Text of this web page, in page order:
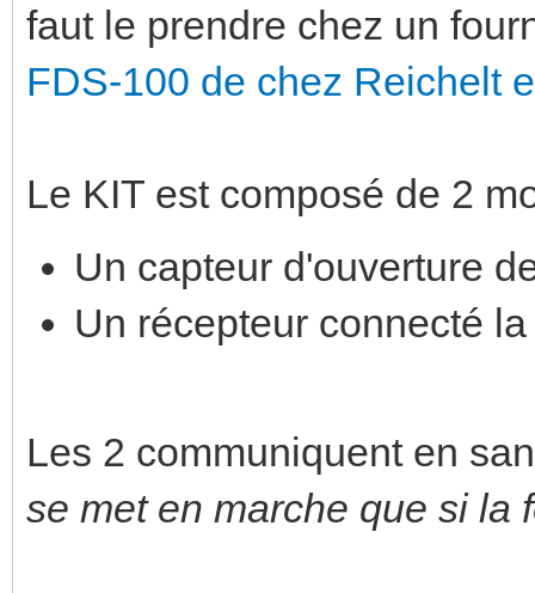
faut le prendre chez un
FDS-100 de chez Reichelt
Le KIT est composé de 2
Un capteur d'ouverture
Un récepteur connecté
Les 2 communiquent en
se met en marche que si la